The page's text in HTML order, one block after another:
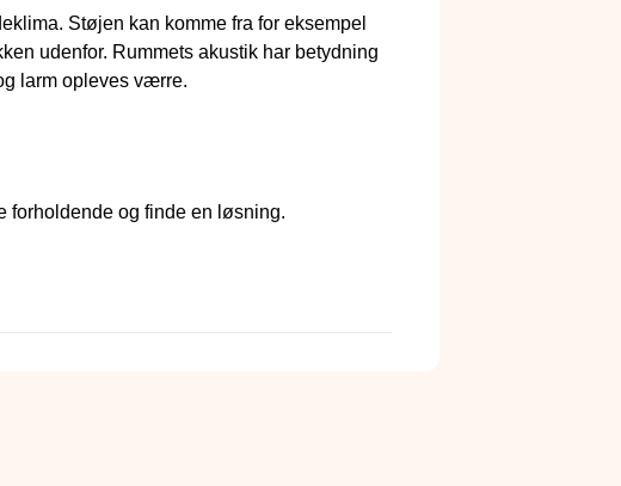
Støjen kan komme fra for eksempel
udenfor. Rummets akustik har betydning
larm opleves værre.
forholdende og finde en løsning.